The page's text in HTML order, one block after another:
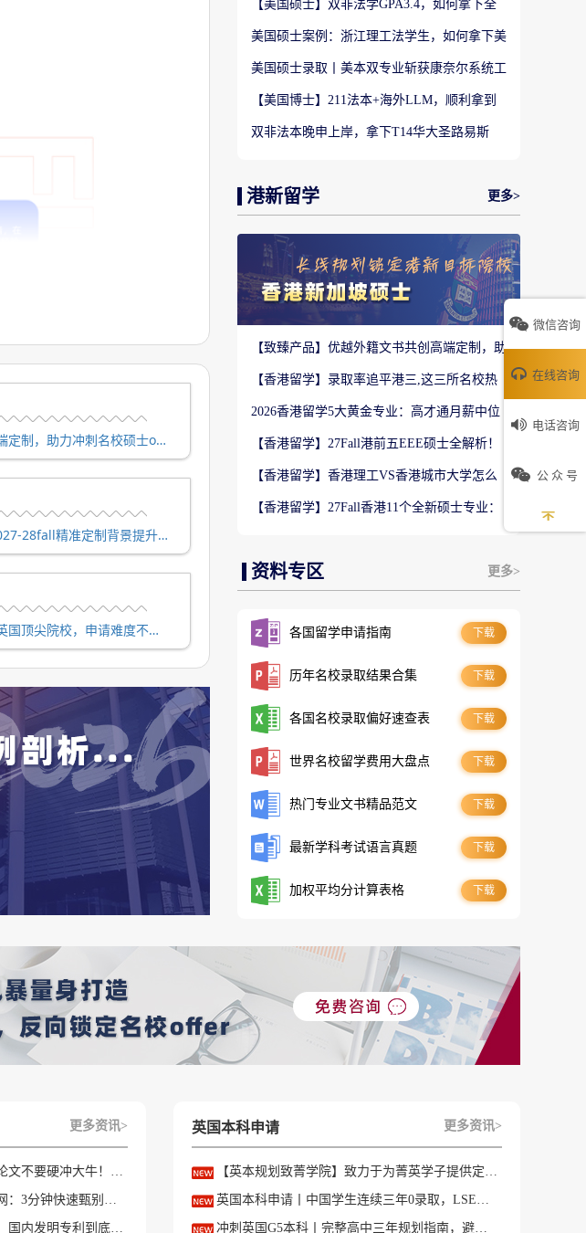
【致臻系列】牛剑级长线规划+外籍文书高端定制，助力冲刺名校硕士offer！
【致远系列】英国留学软实力如何加强？2027-28fall精准定制背景提升！
【英国留学】不止牛剑！学霸扎堆冲刺3所英国顶尖院校，申请难度不输牛津剑桥
【美国硕士】双非法学GPA3.4，如何拿下全
美国硕士案例：浙江理工法学生，如何拿下美
美国硕士录取丨美本双专业斩获康奈尔系统工
【美国博士】211法本+海外LLM，顺利拿到
双非法本晚申上岸，拿下T14华大圣路易斯
港新留学 更多>
【致臻产品】优越外籍文书共创高端定制，助
【香港留学】录取率追平港三,这三所名校热
2026香港留学5大黄金专业：高才通月薪中位
【香港留学】27Fall港前五EEE硕士全解析！
【香港留学】香港理工VS香港城市大学怎么
【香港留学】27Fall香港11个全新硕士专业：
资料专区 更多>
各国留学申请指南 下载
历年名校录取结果合集 下载
各国名校录取偏好速查表 下载
世界名校留学费用大盘点 下载
热门专业文书精品范文 下载
最新学科考试语言真题 下载
加权平均分计算表格 下载
更多资讯>
【博士申请】申请博士没有论文不要硬冲大牛！学会精准筛选导师
【博士申请】套磁前先查官网：3分钟快速甄别只收985/高绩点的内卷课题组
【博士留学】海外申博干货：国内发明专利到底能不能加分？含金量一文讲透
英国本科申请 更多资讯>
【英本规划致菁学院】致力于为菁英学子提供定制式升学规划服务！
英国本科申请丨中国学生连续三年0录取，LSE这些专业为什么难申？
冲刺英国G5本科丨完整高中三年规划指南，避开 90% 申请者踩过的坑
微信咨询
在线咨询
电话咨询
公 众 号